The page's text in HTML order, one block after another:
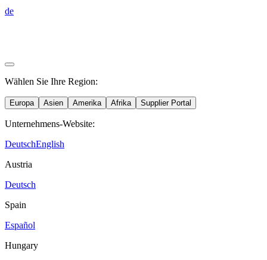
de
Wählen Sie Ihre Region:
Europa Asien Amerika Afrika Supplier Portal
Unternehmens-Website:
DeutschEnglish
Austria
Deutsch
Spain
Español
Hungary